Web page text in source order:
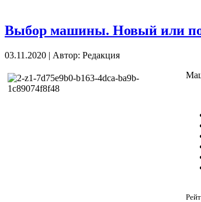
Выбор машины. Новый или
03.11.2020 | Автор: Редакция